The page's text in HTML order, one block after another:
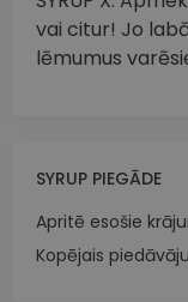
vai citur! Jo
lēmumus
SYRUP PIEGĀDE
Apritē esošie
Kopējais